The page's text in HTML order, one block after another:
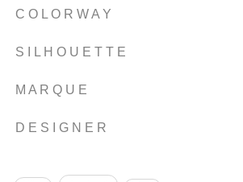
C O L O R W A Y
S I L H O U E T T E
M A R Q U E
D E S I G N E R